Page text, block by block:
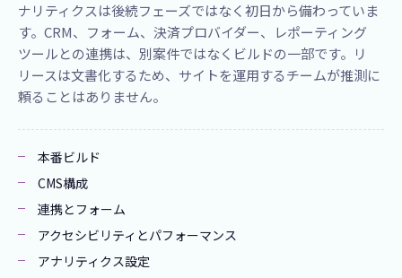
ナリティクスは後続フェーズではなく初日から備わっていま
す。CRM、フォーム、決済プロバイダー、レポーティング
ツールとの連携は、別案件ではなくビルドの一部です。リ
リースは文書化するため、サイトを運用するチームが推測に
頼ることはありません。
本番ビルド
CMS構成
連携とフォーム
アクセシビリティとパフォーマンス
アナリティクス設定